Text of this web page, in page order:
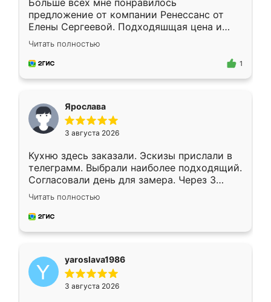
Больше всех мне понравилось
предложение от компании Ренессанс от
Елены Сергеевой. Подходяшщая цена и
короткие сроки изготовления. Приехавший
для замера сотрудник Владислав
предложил по моему эскизу самый
Читать полностью
1
Ярослава
3 августа 2026
Кухню здесь заказали. Эскизы прислали в
телеграмм. Выбрали наиболее подходящий.
Согласовали день для замера. Через 3
недели кухня была уже готова. Остались
довольны работой. Спасибо Ренессанс
мебель за качественную работу!
Читать полностью
yaroslava1986
3 августа 2026